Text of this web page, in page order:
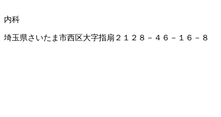
内科
埼玉県さいたま市西区大字指扇２１２８－４６－１６－８